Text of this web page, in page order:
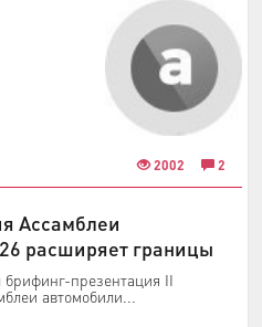
2002 2
Ассамблеи
расширяет границы
презентация II
автомобили...